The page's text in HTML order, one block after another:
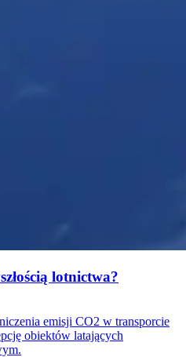
lotnictwa?
emisji CO2 w transporcie
obiektów latających